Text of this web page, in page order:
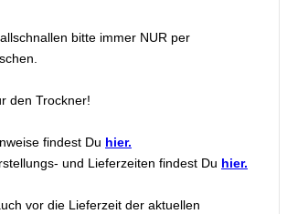
bitte immer NUR per
den Trockner!
findest Du hier.
und Lieferzeiten findest Du hier.
vor die Lieferzeit der aktuellen